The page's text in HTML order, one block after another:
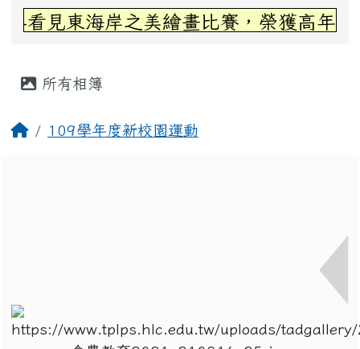
上中區域內容
岸之美繪畫比賽，榮獲高年級組第三
所有相簿
回首頁109學年度新校園運動